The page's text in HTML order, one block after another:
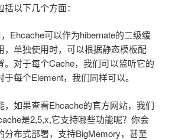
以下几个方面：
Ehcache可以作为hibernate的二级缓
，单独使用时，可以根据静态模板配
。对于每个Cache，我们可以监听它的
每个Element，我们同样可以。
，如果查看Ehcache的官方网站，我们
是2,5,x,它支持哪些功能呢？你会
分布式部署，支持BigMemory，甚至